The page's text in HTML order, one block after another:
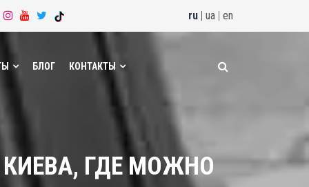
ru | ua | en
БЛОГ КОНТАКТЫ
ГДЕ МОЖНО